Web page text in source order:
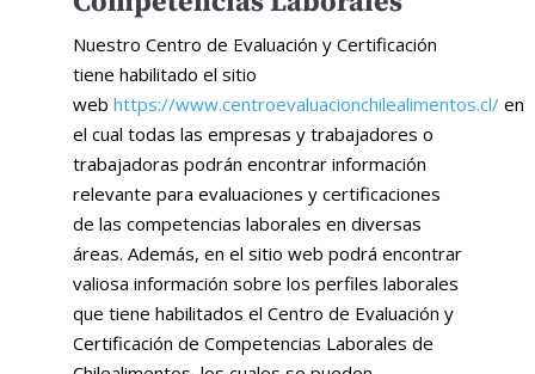
Nuestro Centro de Evaluación y Certificación
tiene habilitado el sitio
web https://www.centroevaluacionchilealimentos.cl/en
el cual todas las empresas y trabajadores o
trabajadoras podrán encontrar información
relevante para evaluaciones y certificaciones
de las competencias laborales en diversas
áreas. Además, en el sitio web podrá encontrar
valiosa información sobre los perfiles laborales
que tiene habilitados el Centro de Evaluación y
Certificación de Competencias Laborales de